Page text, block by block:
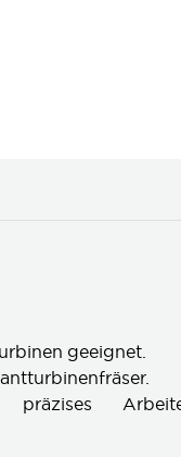
geeignet.
präzises